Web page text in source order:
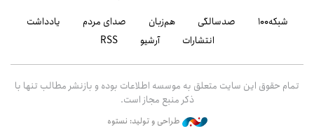
شبکه۱۰۰ صدسالگی هم‌زبان صدای مردم
یادداشت
انتشارات
آرشیو RSS
تمام حقوق این سایت متعلق به موسسه اطلاعات بوده و بازنشر مطالب تنها با
ذکر منبع مجاز است.
طراحی و تولید: نستوه